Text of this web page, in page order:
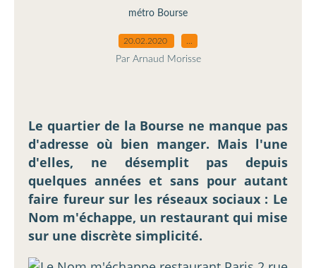
métro Bourse
20.02.2020
Par Arnaud Morisse
Le quartier de la Bourse ne manque pas
d'adresse où bien manger. Mais l'une
d'elles, ne désemplit pas depuis
quelques années et sans pour autant
faire fureur sur les réseaux sociaux : Le
Nom m'échappe, un restaurant qui mise
sur une discrète simplicité.